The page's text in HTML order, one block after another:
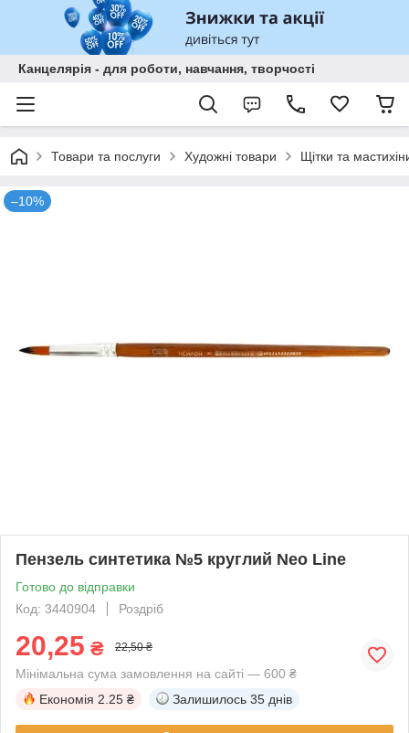
Канцелярія - для роботи, навчання, творчості
Товари та послуги Художні товари Щітки та
–10%
Пензель синтетика №5 круглий Neo Line
Готово до відправки
Код: 3440904
Роздріб
20,25 ₴ 22,50 ₴
Мінімальна сума замовлення на сайті — 600 ₴
Економія 2.25 ₴ Залишилось 35 днів